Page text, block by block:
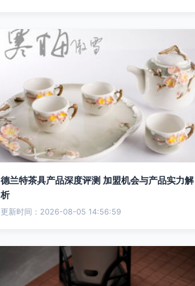
德兰特茶具产品深度评测 加盟机会与产品实力解
析
更新时间：2026-08-05 14:56:59